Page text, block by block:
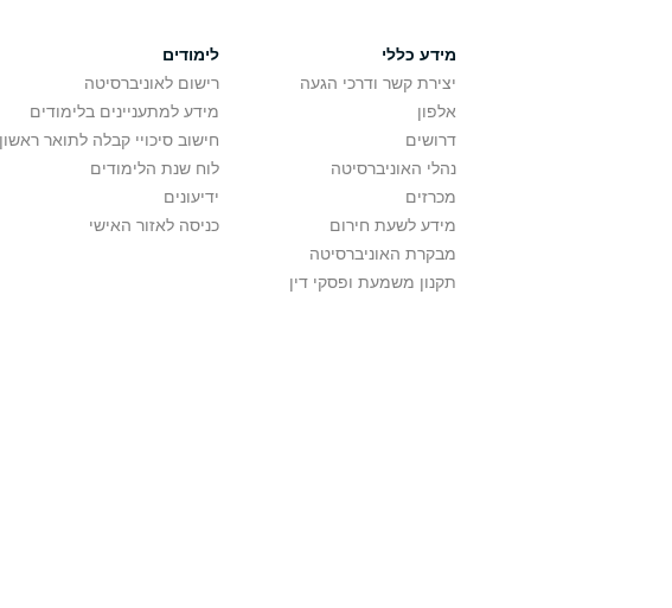
מידע כללי
יצירת קשר ודרכי הגעה
אלפון
דרושים
נהלי האוניברסיטה
מכרזים
מידע לשעת חירום
מבקרת האוניברסיטה
תקנון משמעת ופסקי דין
לימודים
רישום לאוניברסיטה
מידע למתעניינים בלימודים
חישוב סיכויי קבלה לתואר ראשון
לוח שנת הלימודים
ידיעונים
כניסה לאזור האישי